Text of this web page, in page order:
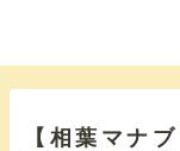
【相葉マナ